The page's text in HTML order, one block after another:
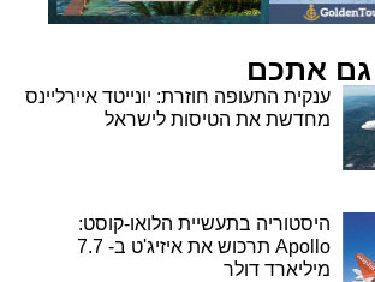
גם אתכם
ענקית התעופה חוזרת: יונייטד איירליינס
מחדשת את הטיסות לישראל
היסטוריה בתעשיית הלואו-קוסט:
Apollo תרכוש את איזיג'ט ב- 7.7
מיליארד דולר